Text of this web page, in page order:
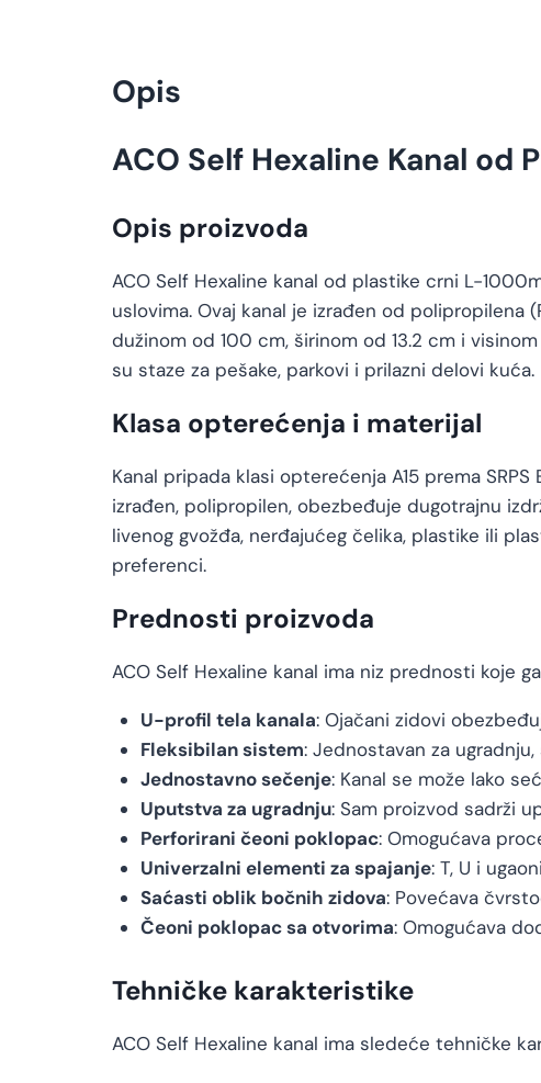
Opis
ACO Self Hexaline Kanal od
Opis proizvoda
ACO Self Hexaline kanal od plastike crni L-
uslovima. Ovaj kanal je izrađen od polipropilena
dužinom od 100 cm, širinom od 13.2 cm i
su staze za pešake, parkovi i prilazni delovi kuća.
Klasa opterećenja i materijal
Kanal pripada klasi opterećenja A15 prema
izrađen, polipropilen, obezbeđuje dugotrajnu
livenog gvožđa, nerđajućeg čelika, plastike ili
preferenci.
Prednosti proizvoda
ACO Self Hexaline kanal ima niz prednosti koje
U-profil tela kanala: Ojačani zidovi
Fleksibilan sistem: Jednostavan za
Jednostavno sečenje: Kanal se može lako
Uputstva za ugradnju: Sam proizvod sadrži
Perforirani čeoni poklopac: Omogućava
Univerzalni elementi za spajanje: T, U i
Saćasti oblik bočnih zidova: Povećava
Čeoni poklopac sa otvorima: Omogućava
Tehničke karakteristike
ACO Self Hexaline kanal ima sledeće tehničke